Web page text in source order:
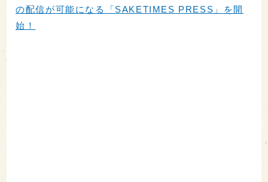
の配信が可能になる「SAKETIMES PRESS」を開
始！